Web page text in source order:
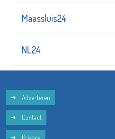
Maassluis24
NL24
Adverteren
Contact
Privacy